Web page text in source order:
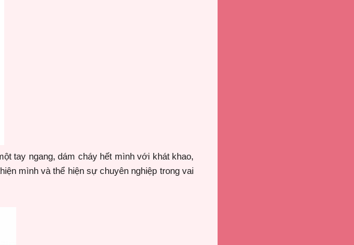
tay ngang, dám cháy hết mình với khát khao,
mình và thể hiện sự chuyên nghiệp trong vai